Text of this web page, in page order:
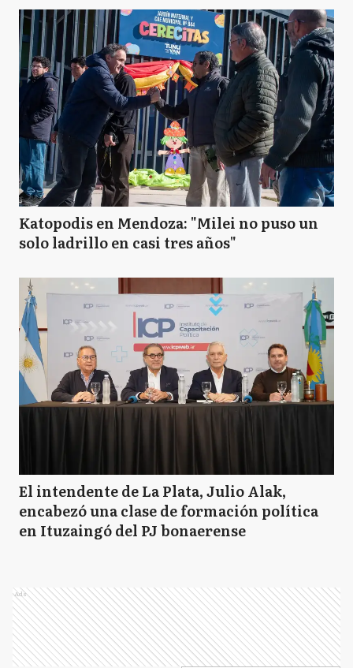
Katopodis en Mendoza: "Milei no puso un
solo ladrillo en casi tres años"
El intendente de La Plata, Julio Alak,
encabezó una clase de formación política
en Ituzaingó del PJ bonaerense
Ads